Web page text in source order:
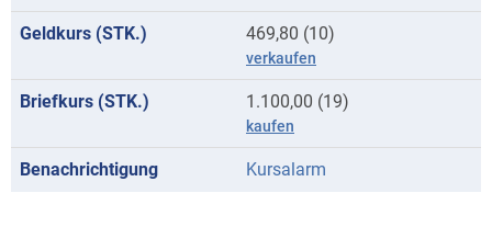
469,80 (10)
verkaufen
1.100,00 (19)
kaufen
Kursalarm